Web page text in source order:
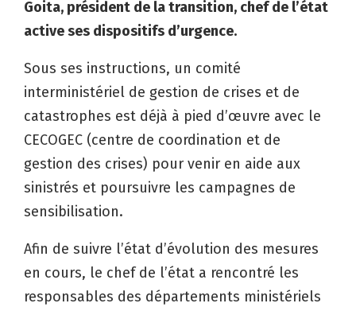
Goita, président de la transition, chef de l’état
active ses dispositifs d’urgence.
Sous ses instructions, un comité
interministériel de gestion de crises et de
catastrophes est déjà à pied d’œuvre avec le
CECOGEC (centre de coordination et de
gestion des crises) pour venir en aide aux
sinistrés et poursuivre les campagnes de
sensibilisation.
Afin de suivre l’état d’évolution des mesures
en cours, le chef de l’état a rencontré les
responsables des départements ministériels